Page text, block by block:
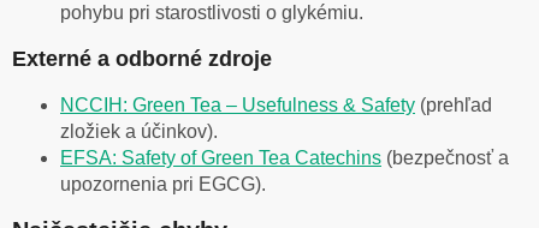
pohybu pri starostlivosti o glykémiu.
Externé a odborné zdroje
NCCIH: Green Tea – Usefulness & Safety (prehľad
zložiek a účinkov).
EFSA: Safety of Green Tea Catechins (bezpečnosť a
upozornenia pri EGCG).